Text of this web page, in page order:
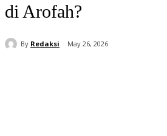
di Arofah?
By Redaksi May 26, 2026